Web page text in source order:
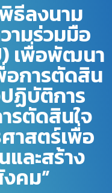
ธีลงนาม
มร่วมมือ
เพื่อพัฒนา
อการตัดสิน
ฏิบัติการ
รตัดสินใจ
าสตร์เพื่อ
ละสร้าง
คม”